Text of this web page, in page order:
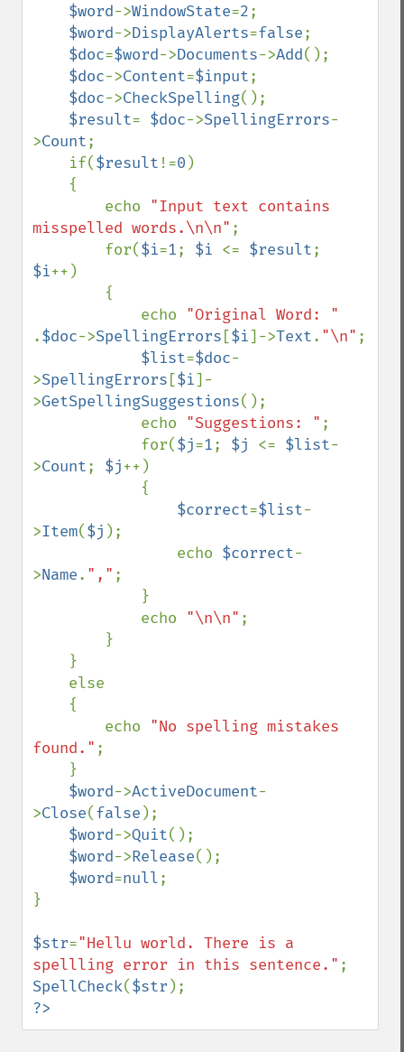
$word->WindowState=2;
$word->DisplayAlerts=false;
$doc=$word->Documents->Add();
$doc->Content=$input;
$doc->CheckSpelling();
$result= $doc->SpellingErrors-
>Count;
    if(
$result !=0 )
        echo
"Input text contains
misspelled words.\n\n" ;
        for(
$i=1; $i <= $result
$i++)
            echo
.$doc->SpellingErrors [$i]->Text. "\n" ;
$list=$doc-
>SpellingErrors [$i]-
>GetSpellingSuggestions();
            echo
"Suggestions: " ;
            for(
$j=1; $j <= $list-
>Count; $j++)
$correct=$list-
>Item($j );
                echo
$correct-
>Name. "," ;
            echo
"\n\n" ;
        echo
"No spelling mistakes
found." ;
$word->ActiveDocument-
>Close(false );
$word->Quit();
$word->Release();
$word=null;
}
$str="Hellu world. There is a
spellling error in this sentence."
SpellCheck($str
?>